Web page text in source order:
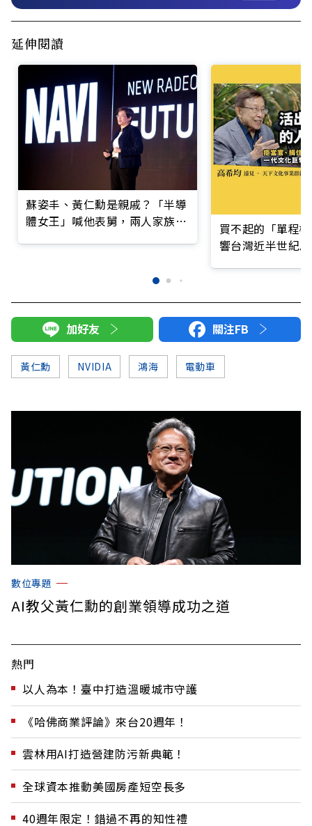
延伸閱讀
蘇姿丰、黃仁勳是親戚？「半導
體女王」喊他表舅，兩人家族圖
買不起的「單程
響台灣近半世紀
加好友 關注FB
黃仁勳 NVIDIA 鴻海 電動車
數位專題
AI教父黃仁勳的創業領導成功之道
熱門
以人為本！臺中打造溫暖城市守護
《哈佛商業評論》來台20週年！
雲林用AI打造營建防污新典範！
全球資本推動美國房產短空長多
40週年限定！錯過不再的知性禮